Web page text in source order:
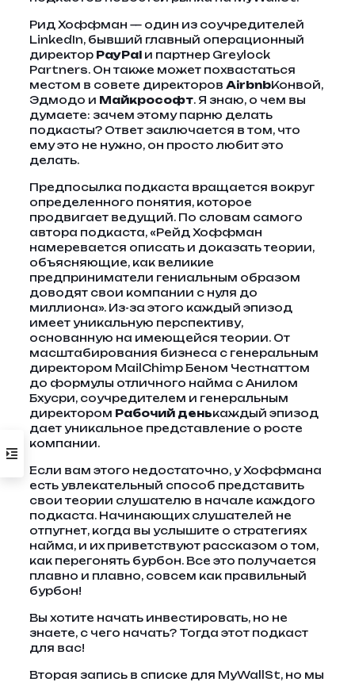
Рид Хоффман — один из соучредителей
LinkedIn, бывший главный операционный
директор PayPal и партнер Greylock
Partners. Он также может похвастаться
местом в совете директоров AirbnbКонвой,
Эдмодо и Майкрософт. Я знаю, о чем вы
думаете: зачем этому парню делать
подкасты? Ответ заключается в том, что
ему это не нужно, он просто любит это
делать.
Предпосылка подкаста вращается вокруг
определенного понятия, которое
продвигает ведущий. По словам самого
автора подкаста, «Рейд Хоффман
намеревается описать и доказать теории,
объясняющие, как великие
предприниматели гениальным образом
доводят свои компании с нуля до
миллиона». Из-за этого каждый эпизод
имеет уникальную перспективу,
основанную на имеющейся теории. От
масштабирования бизнеса с генеральным
директором MailChimp Беном Честнаттом
до формулы отличного найма с Анилом
Бхусри, соучредителем и генеральным
директором Рабочий денькаждый эпизод
дает уникальное представление о росте
компании.
Если вам этого недостаточно, у Хоффмана
есть увлекательный способ представить
свои теории слушателю в начале каждого
подкаста. Начинающих слушателей не
отпугнет, когда вы услышите о стратегиях
найма, и их приветствуют рассказом о том,
как перегонять бурбон. Все это получается
плавно и плавно, совсем как правильный
бурбон!
Вы хотите начать инвестировать, но не
знаете, с чего начать? Тогда этот подкаст
для вас!
Вторая запись в списке для MyWallSt, но мы